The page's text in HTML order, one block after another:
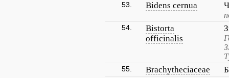
53. Bidens cernua
54.
Bistorta
officinalis
55. Brachytheciaceae